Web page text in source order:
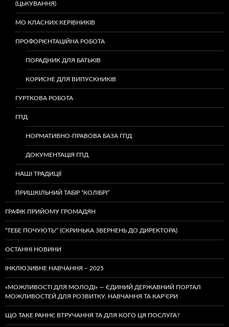
(ЦЬКУВАННЯ)
МО КЛАСНИХ КЕРІВНИКІВ
ПРОФОРІЄНТАЦІЙНА РОБОТА
ПОРАДНИК ДЛЯ БАТЬКІВ
КОРИСНЕ ДЛЯ ВИПУСКНИКІВ
ГУРТКОВА РОБОТА
ГПД
НОРМАТИВНО-ПРАВОВА БАЗА ГПД
ДОКУМЕНТАЦІЯ ГПД
НАШІ ТРАДИЦІЇ
ПРИШКІЛЬНИЙ ТАБІР “КОЛІБРІ”
ГРАФІК ПРИЙОМУ ГРОМАДЯН
“ТЕБЕ ПОЧУЮТЬ!” (СКРИНЬКА ЗВЕРНЕНЬ ДО ДИРЕКТОРА)
ОСТАННІ НОВИНИ
ІНКЛЮЗИВНЕ НАВЧАННЯ – 2025
«МОЖЛИВОСТІ ДЛЯ МОЛОДІ» — ЄДИНИЙ ДЕРЖАВНИЙ ПОРТАЛ
МОЖЛИВОСТЕЙ ДЛЯ РОЗВИТКУ, НАВЧАННЯ ТА КАР’ЄРИ
ЩО ТАКЕ РАННЄ ВТРУЧАННЯ ТА ДЛЯ КОГО ЦЯ ПОСЛУГА?